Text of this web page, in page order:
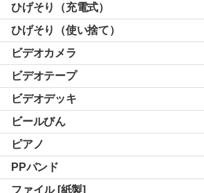
ひげそり（充電式）
ひげそり（使い捨て）
ビデオカメラ
ビデオテープ
ビデオデッキ
ビールびん
ピアノ
PPバンド
ファイル [紙製]